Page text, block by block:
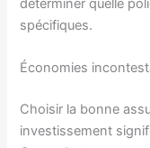
déterminer quelle
spécifiques.
Économies
Choisir la bonne
investissement